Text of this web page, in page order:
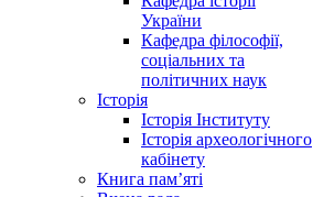
України
Кафедра філософії,
соціальних та
політичних наук
Історія
Історія Інституту
Історія археологічного
кабінету
Книга памʼяті